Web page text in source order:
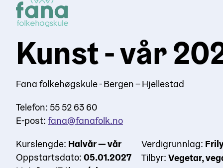
Kunst - vår
Fana folkehøgskule - Bergen – Hjellestad
Telefon: 55 52 63 60
E-post: fana@fanafolk.no
Kurslengde: Halvår — vår
Oppstartsdato: 05.01.2027
Verdigrunnlag:
Tilbyr: Vegetar,